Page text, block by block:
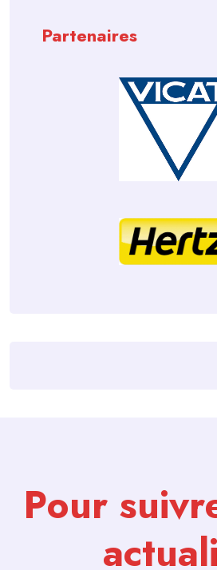
Partenaires
Pour